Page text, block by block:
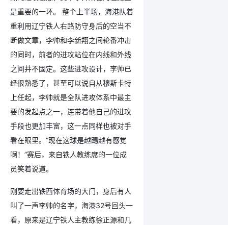
是重要的一环。 整个上半场，海港队着
重利用辽宁铁人右路防守身后的空当不
断做文章，李帅和李新翔之间轮番冲击
的同时，前者的进攻站位在内线和外线
之间并不固定。这些进攻设计，李帅已
经很熟悉了，甚至可以说自从穆斯卡特
上任起，李帅就是全队进攻体系中最主
要的发起点之一，连带着他自己的进攻
手段也更加丰富，这一点同样也被对手
看在眼里。“现在这球是越踢越有感觉
啊！”赛后，来自铁人教练席的一位成
员笑着说道。
刚要走出铁西体育场的大门，身后有人
叫了一声李帅的名字，海港32号回头一
看，原来是辽宁铁人主教练徐正源和几